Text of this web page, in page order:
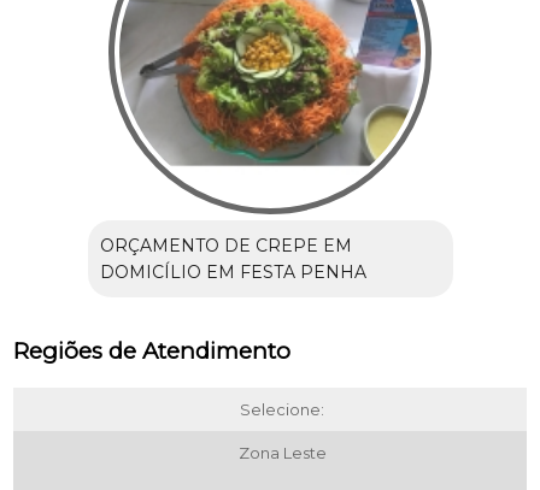
ORÇAMENTO DE CREPE EM
DOMICÍLIO EM FESTA PENHA
Regiões de Atendimento
Selecione:
Zona Leste